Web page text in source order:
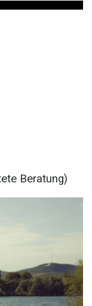
Beratung)